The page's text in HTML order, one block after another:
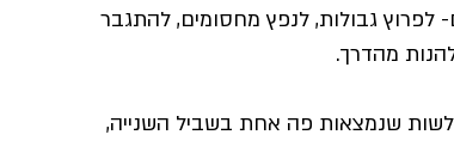
גבולות, לנפץ מחסומים, להתגבר
מהדרך.
שנמצאות פה אחת בשביל השנייה,